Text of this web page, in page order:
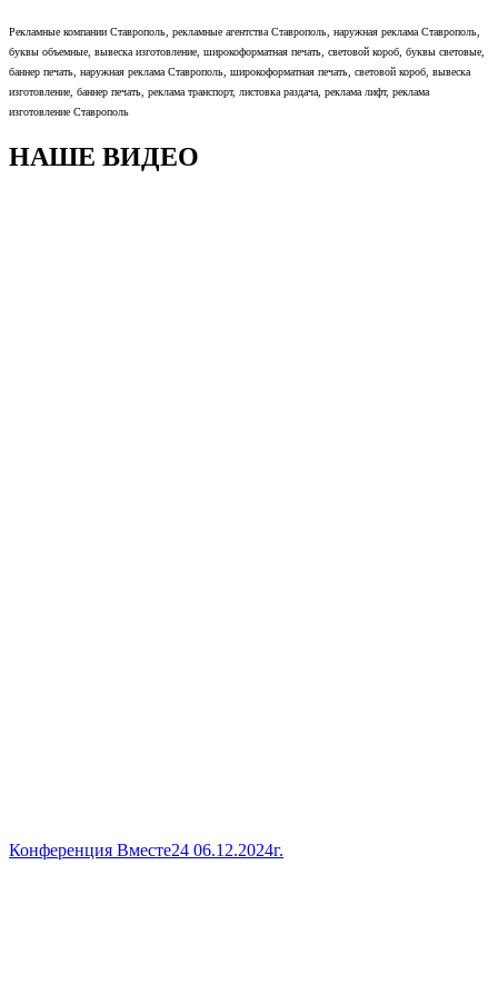
Рекламные компании Ставрополь, рекламные агентства Ставрополь, наружная реклама Ставрополь,
буквы объемные, вывеска изготовление, широкоформатная печать, световой короб, буквы световые,
баннер печать, наружная реклама Ставрополь, широкоформатная печать, световой короб, вывеска
изготовление, баннер печать, реклама транспорт, листовка раздача, реклама лифт, реклама
изготовление Ставрополь
НАШЕ ВИДЕО
Конференция Вместе24 06.12.2024г.